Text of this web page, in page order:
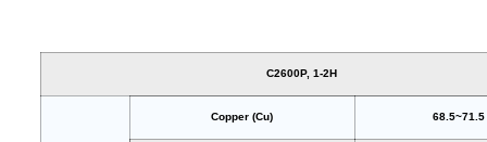
C2600P, 1-2H
Copper (Cu) 68.5~71.5